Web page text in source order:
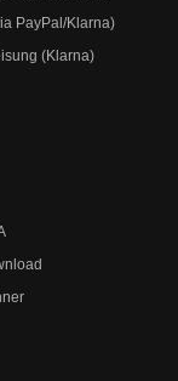
PayPal/Klarna)
(Klarna)